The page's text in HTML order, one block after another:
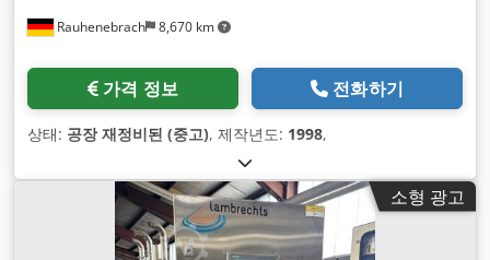
Rauhenebrach 8,670 km
가격 정보 전화하기
상태: 공장 재정비된 (중고), 제작년도: 1998,
소형 광고